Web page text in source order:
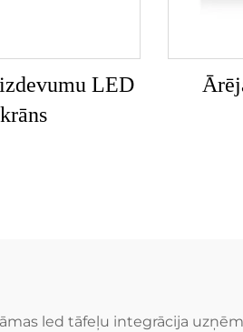
LED
led tāfeļu integrācija